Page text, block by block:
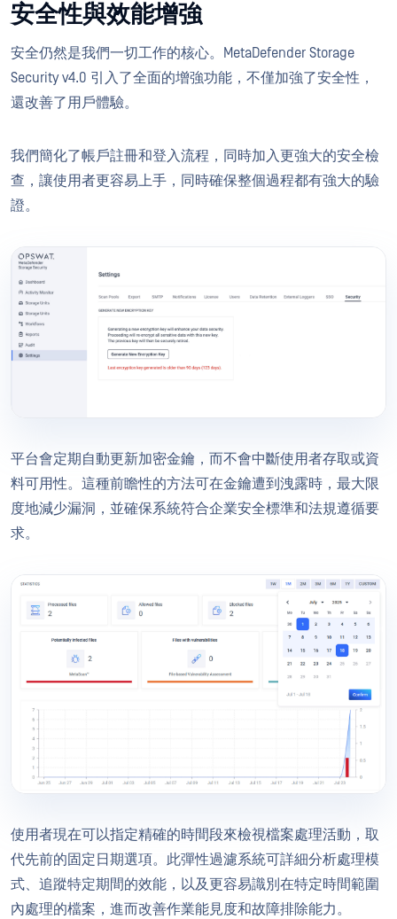
安全性與效能增強
安全仍然是我們一切工作的核心。MetaDefender Storage
Security v4.0 引入了全面的增強功能，不僅加強了安全性，
還改善了用戶體驗。
我們簡化了帳戶註冊和登入流程，同時加入更強大的安全檢
查，讓使用者更容易上手，同時確保整個過程都有強大的驗
證。
平台會定期自動更新加密金鑰，而不會中斷使用者存取或資
料可用性。這種前瞻性的方法可在金鑰遭到洩露時，最大限
度地減少漏洞，並確保系統符合企業安全標準和法規遵循要
求。
使用者現在可以指定精確的時間段來檢視檔案處理活動，取
代先前的固定日期選項。此彈性過濾系統可詳細分析處理模
式、追蹤特定期間的效能，以及更容易識別在特定時間範圍
內處理的檔案，進而改善作業能見度和故障排除能力。